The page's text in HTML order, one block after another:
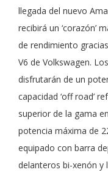
llegada del nuevo
recibirá un ‘corazón’
de rendimiento
V6 de Volkswagen.
disfrutarán de un
capacidad ‘off road’
superior de la gama
potencia máxima de
equipado con barra
delanteros bi-xenón y